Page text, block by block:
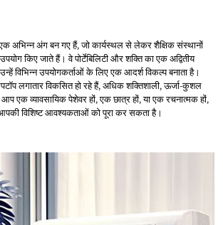
अभिन्न अंग बन गए हैं, जो कार्यस्थल से लेकर शैक्षिक संस्थानों
किए जाते हैं। वे पोर्टेबिलिटी और शक्ति का एक अद्वितीय
विभिन्न उपयोगकर्ताओं के लिए एक आदर्श विकल्प बनाता है।
लगातार विकसित हो रहे हैं, अधिक शक्तिशाली, ऊर्जा-कुशल
एक व्यावसायिक पेशेवर हों, एक छात्र हों, या एक रचनात्मक हों,
विशिष्ट आवश्यकताओं को पूरा कर सकता है।